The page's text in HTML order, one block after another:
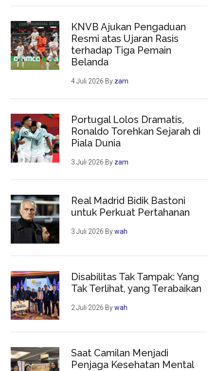
KNVB Ajukan Pengaduan
Resmi atas Ujaran Rasis
terhadap Tiga Pemain
Belanda
4 Juli 2026 By zam
Portugal Lolos Dramatis,
Ronaldo Torehkan Sejarah di
Piala Dunia
3 Juli 2026 By zam
Real Madrid Bidik Bastoni
untuk Perkuat Pertahanan
3 Juli 2026 Bywah
Disabilitas Tak Tampak: Yang
Tak Terlihat, yang Terabaikan
2 Juli 2026 Bywah
Saat Camilan Menjadi
Penjaga Kesehatan Mental